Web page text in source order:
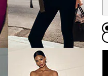
next page